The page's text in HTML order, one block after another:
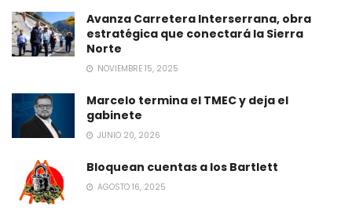
Avanza Carretera Interserrana, obra
estratégica que conectará la Sierra
Norte
NOVIEMBRE 15, 2025
Marcelo termina el TMEC y deja el
gabinete
JUNIO 20, 2026
Bloquean cuentas a los Bartlett
AGOSTO 16, 2025